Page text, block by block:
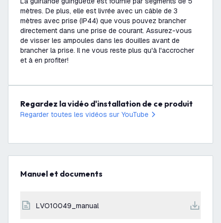
mètres. De plus, elle est livrée avec un câble de 3
mètres avec prise (IP44) que vous pouvez brancher
directement dans une prise de courant. Assurez-vous
de visser les ampoules dans les douilles avant de
brancher la prise. Il ne vous reste plus qu'à l'accrocher
et à en profiter!
Regardez la vidéo d'installation de ce produit
Regarder toutes les vidéos sur YouTube
Manuel et documents
LVO10049_manual